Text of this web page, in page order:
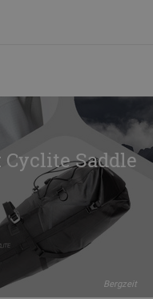
Saddle
Bergzeit